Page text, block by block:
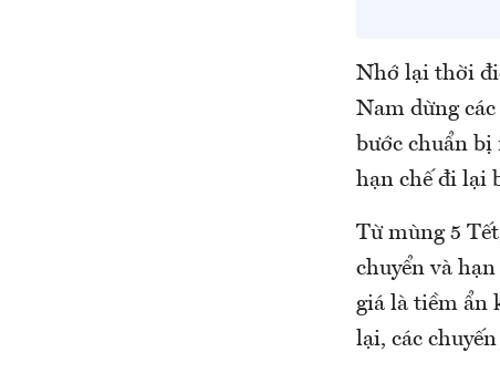
Nhớ lại thời
Nam dừng
bước chuẩn bị
hạn chế đi lại
Từ mùng 5
chuyển và
giá là tiềm ẩn
lại, các